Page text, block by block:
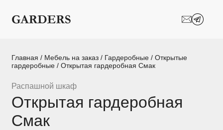
Шкафы-купе
Межкомнатные
Мебель в детскую Мебель в ванную
Главная / Мебель на заказ / Гардеробные /Открытые
гардеробные / Открытая гардеробная Смак
Распашной шкаф
Открытая гардеробная
Смак